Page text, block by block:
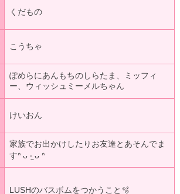
くだもの
こうちゃ
ぽめらにあんもちのしらたま、ミッフィ
ー、ウィッシュミーメルちゃん
けいおん
家族でお出かけしたりお友達とあそんでま
すᐢ ᴗ ‧̫ ᴗ ᐢ
LUSHのバスボムをつかうこと🫧